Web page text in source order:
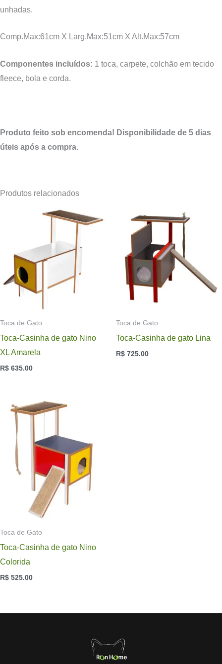
unhadas.
Comp.Max:61cm X Larg.Max:51cm X Alt.Max:57cm
Componentes incluídos: 1 toca, carpete, colchão em tecido
fleece, bola e corda.
Produto feito sob encomenda! Disponibilidade de 5 dias
úteis após a compra.
Produtos relacionados
Toca de Gato
Toca-Casinha de gato Nino
XL Amarela
R$ 635.00
Toca de Gato
Toca-Casinha de gato Lina
R$ 725.00
Toca de Gato
Toca-Casinha de gato Nino
Colorida
R$ 525.00